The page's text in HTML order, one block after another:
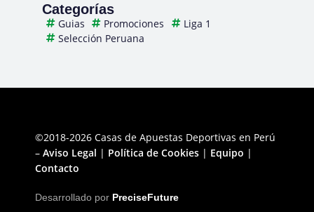
Categorías
Guias Promociones
Liga 1
Selección Peruana
©2018-2026 Casas de Apuestas Deportivas en Perú
– Aviso Legal | Política de Cookies | Equipo |
Contacto
Desarrollado por PreciseFuture